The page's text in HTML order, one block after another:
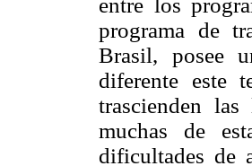
programa de
Brasil, posee
diferente este
trascienden
muchas de
dificultades de